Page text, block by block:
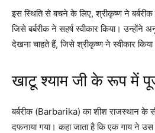
इस स्थिति से बचने के लिए, श्रीकृष्ण ने
जिसे बर्बरीक ने सहर्ष स्वीकार किया। उन्होंने
देखना चाहते हैं, जिसे श्रीकृष्ण ने स्वीकार
खाटू श्याम जी के रूप में
बर्बरीक (Barbarika) का शीश राजस्थान
दफनाया गया। कहा जाता है कि एक गाय ने